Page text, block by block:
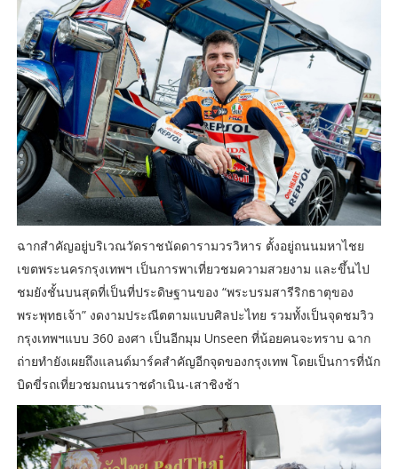
ฉากสำคัญอยู่บริเวณวัดราชนัดดารามวรวิหาร ตั้งอยู่ถนนมหาไชย
เขตพระนครกรุงเทพฯ เป็นการพาเที่ยวชมความสวยงาม และขึ้นไป
ชมยังชั้นบนสุดที่เป็นที่ประดิษฐานของ “พระบรมสารีริกธาตุของ
พระพุทธเจ้า” งดงามประณีตตามแบบศิลปะไทย รวมทั้งเป็นจุดชมวิว
กรุงเทพฯแบบ 360 องศา เป็นอีกมุม Unseen ที่น้อยคนจะทราบ ฉาก
ถ่ายทำยังเผยถึงแลนด์มาร์คสำคัญอีกจุดของกรุงเทพ โดยเป็นการที่นัก
บิดขี่รถเที่ยวชมถนนราชดำเนิน-เสาชิงช้า